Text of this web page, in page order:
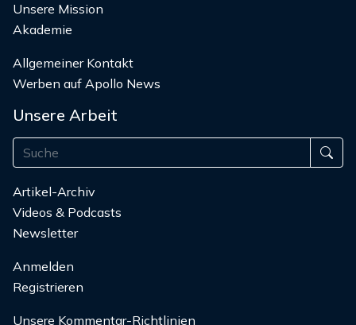
Unsere Mission
Akademie
Allgemeiner Kontakt
Werben auf Apollo News
Unsere Arbeit
Artikel-Archiv
Videos & Podcasts
Newsletter
Anmelden
Registrieren
Unsere Kommentar-Richtlinien